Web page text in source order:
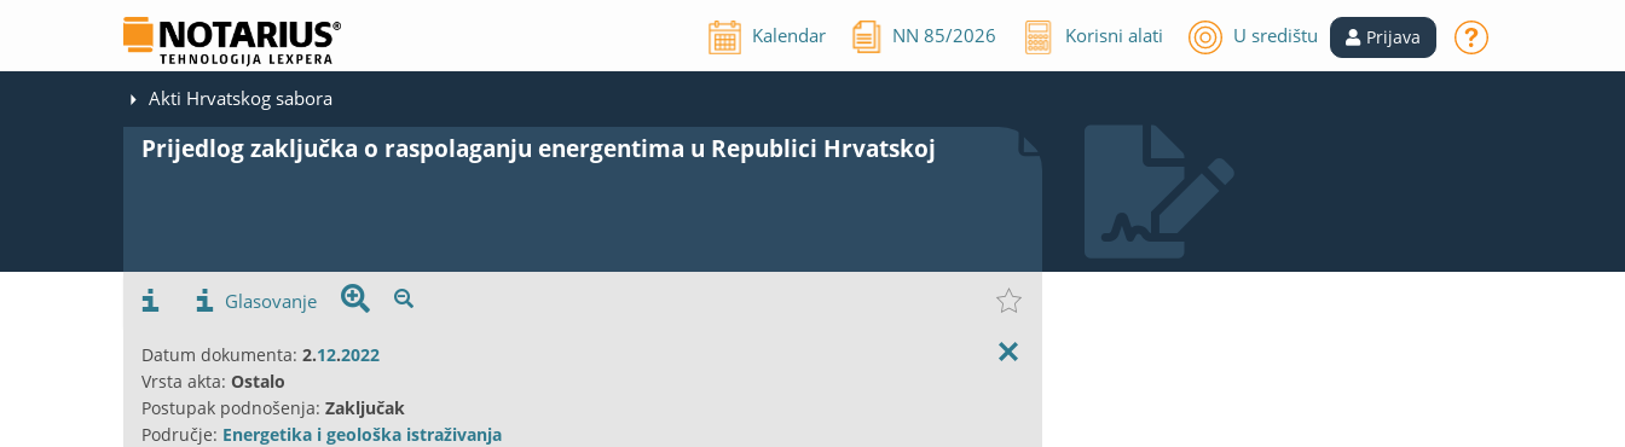
Kalendar NN85/2026 Korisni alati U središtu Prijava
Akti Hrvatskog sabora
Prijedlog zaključka o raspolaganju energentima u Republici Hrvatskoj
Glasovanje
Datum dokumenta: 2.12.2022
Vrsta akta: Ostalo
Postupak podnošenja: Zaključak
Područje: Energetika i geološka istraživanja